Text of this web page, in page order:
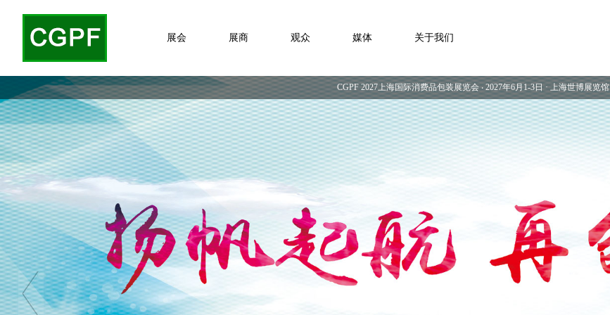
展会 展商 观众 媒体 关于我们
CGPF 2027上海国际消费品包装展览会 ‧ 2027年6月1-3日 · 上海世博展览馆